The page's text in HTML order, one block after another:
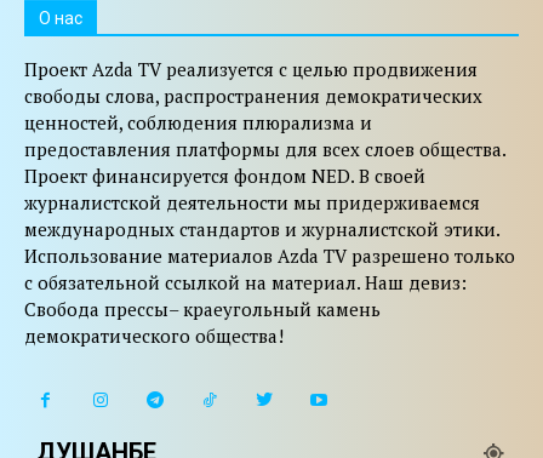
O нас
Проект Azda TV реализуется с целью продвижения
свободы слова, распространения демократических
ценностей, соблюдения плюрализма и
предоставления платформы для всех слоев общества.
Проект финансируется фондом NED. В своей
журналистской деятельности мы придерживаемся
международных стандартов и журналистской этики.
Использование материалов Azda TV разрешено только
с обязательной ссылкой на материал. Наш девиз:
Свобода прессы– краеугольный камень
демократического общества!
ДУШАНБЕ